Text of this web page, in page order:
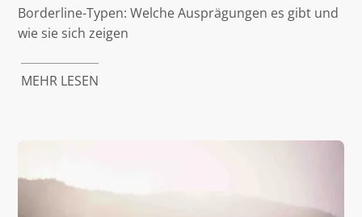
Borderline-Typen: Welche Ausprägungen es gibt und
wie sie sich zeigen
MEHR LESEN